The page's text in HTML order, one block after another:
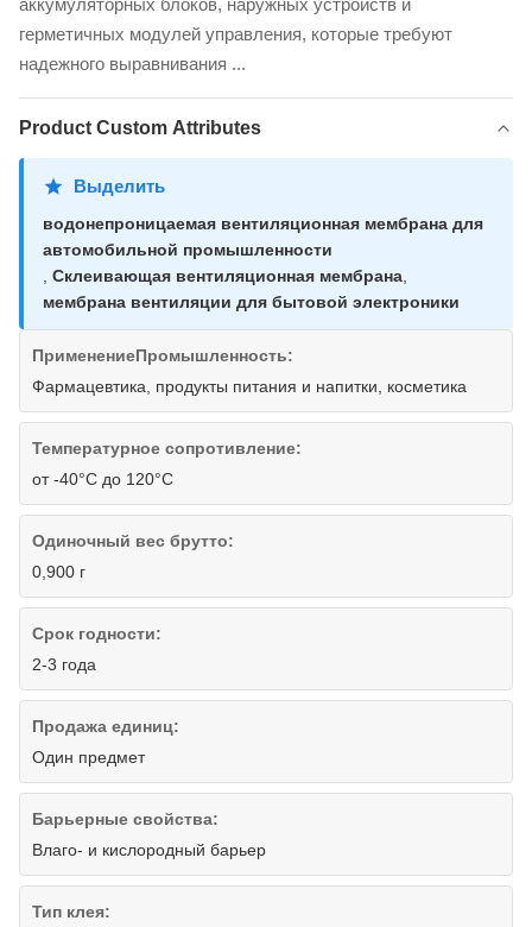
герметичных модулей управления, которые требуют
надежного выравнивания ...
Product Custom Attributes
Выделить
водонепроницаемая вентиляционная мембрана для
автомобильной промышленности
Склеивающая вентиляционная мембрана
мембрана вентиляции для бытовой электроники
ПрименениеПромышленность:
Фармацевтика, продукты питания и напитки, косметика
Температурное сопротивление:
от -40°С до 120°С
Одиночный вес брутто:
0,900 г
Срок годности:
2-3 года
Продажа единиц:
Один предмет
Барьерные свойства:
Влаго- и кислородный барьер
Тип клея: